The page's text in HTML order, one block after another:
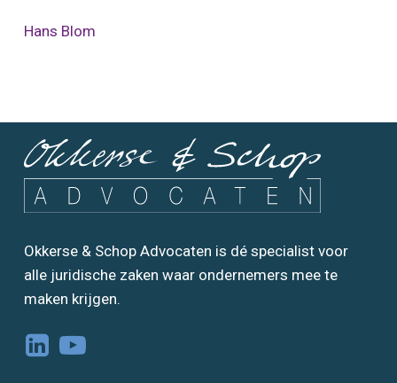
Hans Blom
Okkerse & Schop Advocaten is dé specialist voor
alle juridische zaken waar ondernemers mee te
maken krijgen.